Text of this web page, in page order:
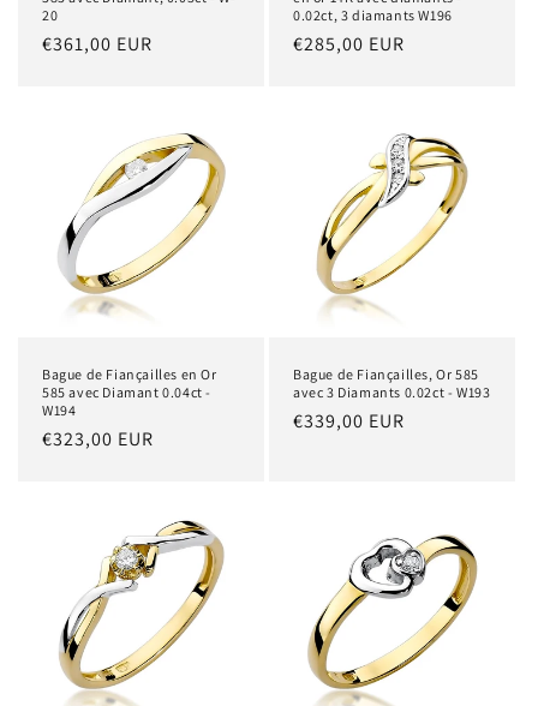
20
Prix
€361,00 EUR
0.02ct, 3 diamants W196
Prix
€285,00 EUR
Bague de Fiançailles en Or
585 avec Diamant 0.04ct -
W194
Prix
€323,00 EUR
Bague de Fiançailles, Or 585
avec 3 Diamants 0.02ct - W193
Prix
€339,00 EUR